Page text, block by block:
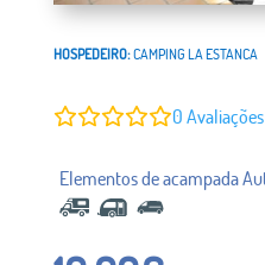
HOSPEDEIRO:CAMPING LA ESTANCA
0 Avaliações